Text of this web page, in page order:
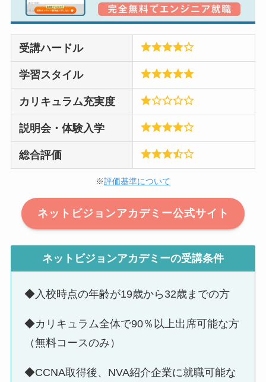
受講ハードル
学習スタイル
カリキュラム充実度
説明会・体験入学
総合評価
※評価基準について
ネットビジョンアカデミー公式サイト
ネットビジョンアカデミーの受講条件
◆入校時点の年齢が19歳から32歳までの方
◆カリキュラム全体で90％以上出席可能な方
（無料コースのみ）
◆CCNA取得後、NVA紹介企業に就職可能な